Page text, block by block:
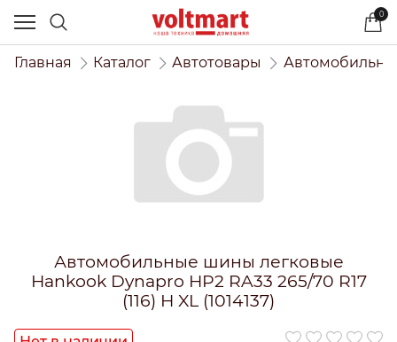
0
Главная Каталог Автотовары
Автомобильные шины легковые
Hankook Dynapro HP2 RA33 265/70 R17
(116) H XL (1014137)